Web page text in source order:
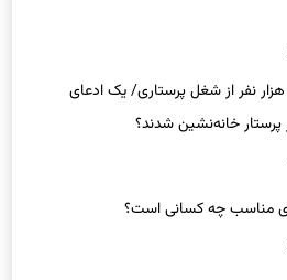
فوق تخصص روماتولوژی با برخی
سالانه ۵ هزار نفر از شغل پرستاری/ یک ادعای
مناسب چه کسانی است؟